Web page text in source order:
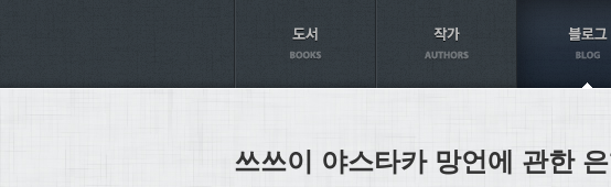
쓰쓰이 야스타카 망언에 관한